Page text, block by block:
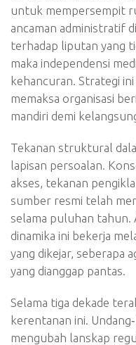
untuk mempersempit
ancaman administratif
terhadap liputan yang
maka independensi
kehancuran. Strategi
memaksa organisasi
mandiri demi
Tekanan struktural
lapisan persoalan.
akses, tekanan
sumber resmi telah
selama puluhan tahun.
dinamika ini bekerja
yang dikejar, seberapa
yang dianggap pantas.
Selama tiga dekade
kerentanan ini.
mengubah lanskap